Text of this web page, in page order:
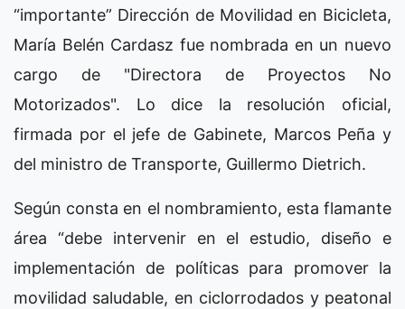
“importante” Dirección de Movilidad en Bicicleta,
María Belén Cardasz fue nombrada en un nuevo
cargo de "Directora de Proyectos No
Motorizados". Lo dice la resolución oficial,
firmada por el jefe de Gabinete, Marcos Peña y
del ministro de Transporte, Guillermo Dietrich.
Según consta en el nombramiento, esta flamante
área “debe intervenir en el estudio, diseño e
implementación de políticas para promover la
movilidad saludable, en ciclorrodados y peatonal